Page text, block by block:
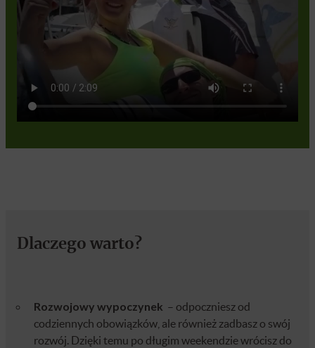
Dlaczego warto?
Rozwojowy wypoczynek – odpoczniesz od
codziennych obowiązków, ale również zadbasz o swój
rozwój. Dzięki temu po długim weekendzie wrócisz do